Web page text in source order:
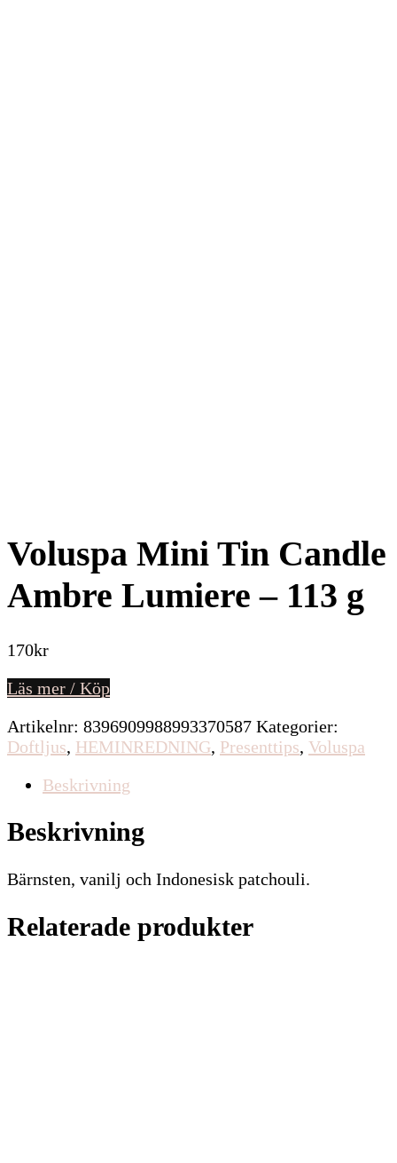
Voluspa Mini Tin Candle
Ambre Lumiere – 113 g
170kr
Läs mer / Köp
Artikelnr: 8396909988993370587 Kategorier:
Doftljus, HEMINREDNING, Presenttips, Voluspa
Beskrivning
Beskrivning
Bärnsten, vanilj och Indonesisk patchouli.
Relaterade produkter